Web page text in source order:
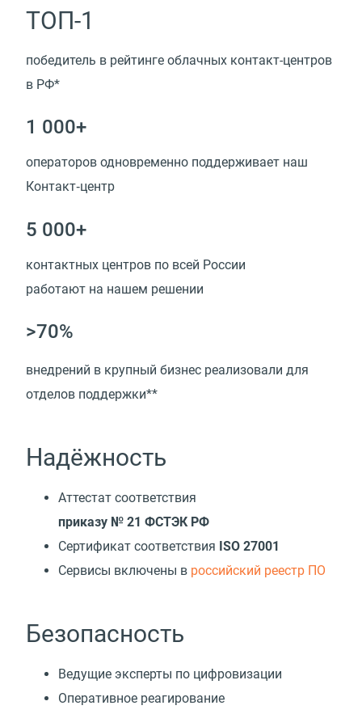
ТОП-1
победитель в рейтинге облачных контакт-центров
в РФ*
1 000+
операторов одновременно поддерживает наш
Контакт‑центр
5 000+
контактных центров по всей России
работают на нашем решении
>70%
внедрений в крупный бизнес реализовали для
отделов поддержки**
Надёжность
Аттестат соответствия
приказу № 21 ФСТЭК РФ
Сертификат соответствия ISO 27001
Cервисы включены в российский реестр ПО
Безопасность
Ведущие эксперты по цифровизации
Оперативное реагирование